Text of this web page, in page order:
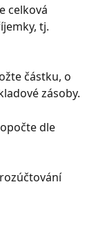
celková
tj.
částku, o
zásoby.
dle